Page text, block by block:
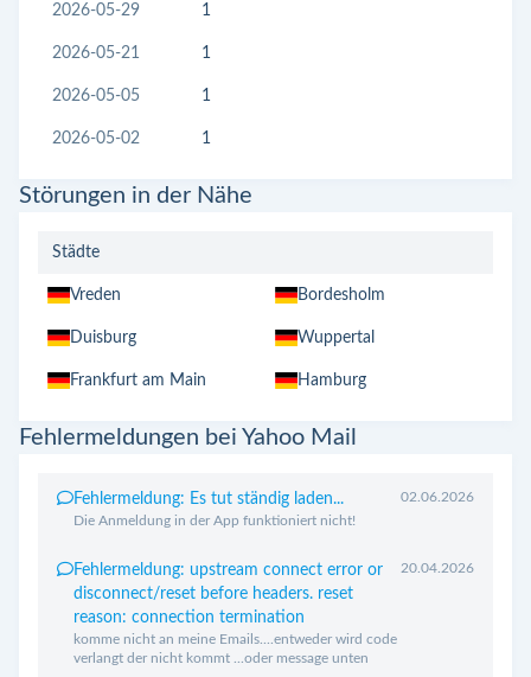
2026-05-29 1
2026-05-21 1
2026-05-05 1
2026-05-02 1
Störungen in der Nähe
Städte
Vreden Bordesholm
Duisburg Wuppertal
Frankfurt am Main Hamburg
Fehlermeldungen bei Yahoo Mail
Fehlermeldung: Es tut ständig laden...
Die Anmeldung in der App funktioniert nicht!
02.06.2026
Fehlermeldung: upstream connect error or
disconnect/reset before headers. reset
reason: connection termination
komme nicht an meine Emails....entweder wird code
verlangt der nicht kommt ...oder message unten
20.04.2026